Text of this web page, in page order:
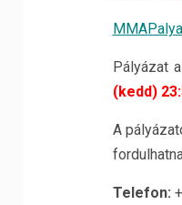
Pályázat
(kedd)
A
Telefon: